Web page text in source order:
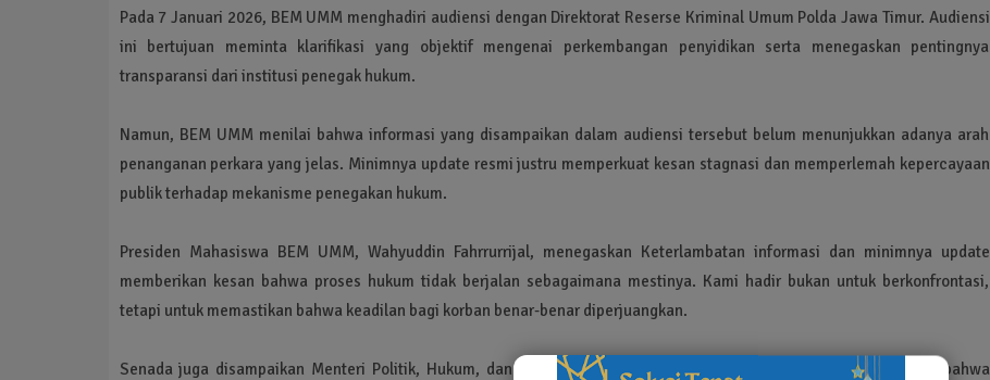
Pada 7 Januari 2026, BEM UMM menghadiri audiensi dengan Direktorat Reserse Kriminal Umum Polda Jawa Timur. Audiensi
ini bertujuan meminta klarifikasi yang objektif mengenai perkembangan penyidikan serta menegaskan pentingnya
transparansi dari institusi penegak hukum.
Namun, BEM UMM menilai bahwa informasi yang disampaikan dalam audiensi tersebut belum menunjukkan adanya arah
penanganan perkara yang jelas. Minimnya update resmi justru memperkuat kesan stagnasi dan memperlemah kepercayaan
publik terhadap mekanisme penegakan hukum.
Presiden Mahasiswa BEM UMM, Wahyuddin Fahrrurrijal, menegaskan Keterlambatan informasi dan minimnya update
memberikan kesan bahwa proses hukum tidak berjalan sebagaimana mestinya. Kami hadir bukan untuk berkonfrontasi,
tetapi untuk memastikan bahwa keadilan bagi korban benar-benar diperjuangkan.
Senada juga disampaikan Menteri Politik, Hukum, dan HAM BEM UMM bersama jajaran Dirjen Aksi menegaskan bahwa